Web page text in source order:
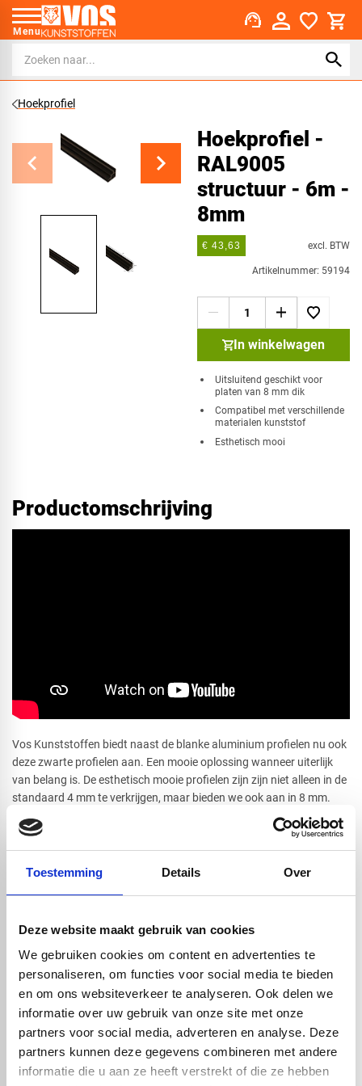
Toestemming Details Over
Deze website maakt gebruik van cookies
We gebruiken cookies om content en advertenties te
personaliseren, om functies voor social media te bieden
en om ons websiteverkeer te analyseren. Ook delen we
informatie over uw gebruik van onze site met onze
partners voor social media, adverteren en analyse. Deze
partners kunnen deze gegevens combineren met andere
informatie die u aan ze heeft verstrekt of die ze hebben
Menu support_agent
Hoekprofiel
Hoekprofiel -
RAL9005
structuur - 6m -
8mm
€ 43,63 excl. BTW
Artikelnummer: 59194
In winkelwagen
Uitsluitend geschikt voor
platen van 8 mm dik
Compatibel met verschillende
materialen kunststof
Esthetisch mooi
Productomschrijving
Vos Kunststoffen biedt naast de blanke aluminium profielen nu ook
deze zwarte profielen aan. Een mooie oplossing wanneer uiterlijk
van belang is. De esthetisch mooie profielen zijn zijn niet alleen in de
standaard 4 mm te verkrijgen, maar bieden we ook aan in 8 mm.
Met de profielen kunnen kunststof platen zoals
plexiglas
polycarbonaat
makkelijk verbonden worden, zo kan er
bijvoorbeeld een frame gemaakt worden. Hiervoor kunnen de
connectoreningezet worden die zowel te gebruiken zijn bij de 4 mm
Handig om er bij te kopen